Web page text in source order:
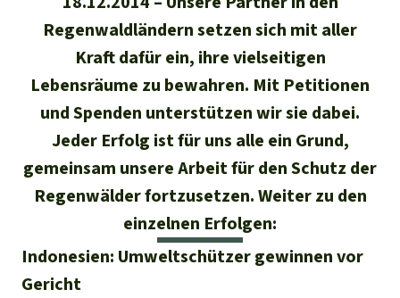
Kids
Newsletter­anmeldung
Klima
Biodiversität
Schutzgebiete
Palmöl
Biokraftstoff
Aktuelle Ausgabe
01/2026
03/2025
02/2025
Überuns
Über uns
Der Verein
40 Jahre Vereins­geschichte
Häufige Fragen
Jahresberichte
Medien
Presse
Presse-Echo
Widget einbinden
Suche
Deutsch
English
Español
SpendenkontoRettet den
Regenwald e. V.
DE11 4306 09672025 054100
GENODEM1GLS
GLS Bank
IBAN kopieren
Spenden für ein Thema
Regenwaldländern setzen sich mit aller
Kraft dafür ein, ihre vielseitigen
Lebensräume zu bewahren. Mit Petitionen
und Spenden unterstützen wir sie dabei.
Jeder Erfolg ist für uns alle ein Grund,
gemeinsam unsere Arbeit für den Schutz der
Regenwälder fortzusetzen. Weiter zu den
einzelnen Erfolgen:
Indonesien: Umweltschützer gewinnen vor
Gericht